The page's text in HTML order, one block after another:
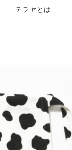
テラヤとは